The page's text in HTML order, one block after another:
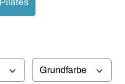
Pilates
Grundfarbe